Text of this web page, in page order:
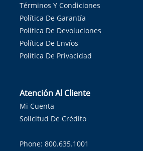
Términos Y Condiciones
Política De Garantía
Política De Devoluciones
Política De Envíos
Política De Privacidad
Atención Al Cliente
Mi Cuenta
Solicitud De Crédito
Phone: 800.635.1001